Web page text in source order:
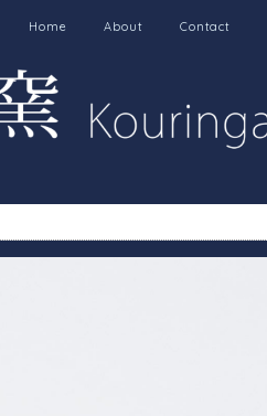
Home About Contact